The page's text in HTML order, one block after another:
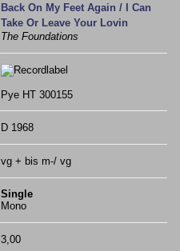
Back On My Feet Again / I Can
Take Or Leave Your Lovin
The Foundations
Pye HT 300155
D 1968
vg + bis m-/ vg
Single
Mono
3,00